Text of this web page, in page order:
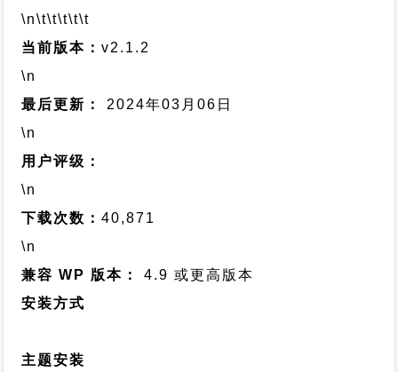
\n\t\t\t\t\t
当前版本：v2.1.2
\n
最后更新：
2024年03月06日
\n
用户评级：
\n
下载次数：40,871
\n
兼容 WP 版本：
4.9 或更高版本
安装方式
主题安装